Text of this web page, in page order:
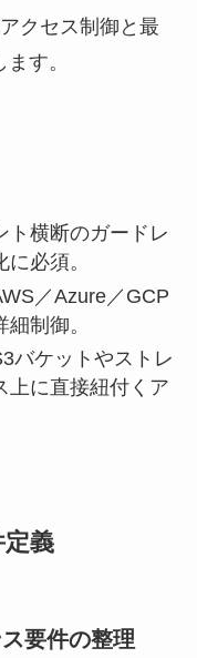
クセス制御と最
す。
ト横断のガードレ
必須。
／Azure／GCP
制御。
バケットやストレ
上に直接紐付くア
義
要件の整理